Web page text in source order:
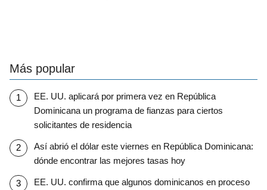
Más popular
EE. UU. aplicará por primera vez en República
Dominicana un programa de fianzas para ciertos
solicitantes de residencia
Así abrió el dólar este viernes en República Dominicana:
dónde encontrar las mejores tasas hoy
EE. UU. confirma que algunos dominicanos en proceso